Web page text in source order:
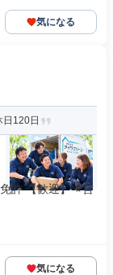
気になる
日120日
許 【歓迎】 ⭐営
気になる